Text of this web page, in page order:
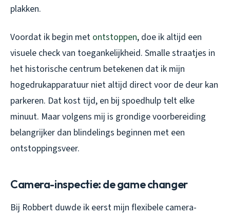
plakken.
Voordat ik begin met ontstoppen, doe ik altijd een
visuele check van toegankelijkheid. Smalle straatjes in
het historische centrum betekenen dat ik mijn
hogedrukapparatuur niet altijd direct voor de deur kan
parkeren. Dat kost tijd, en bij spoedhulp telt elke
minuut. Maar volgens mij is grondige voorbereiding
belangrijker dan blindelings beginnen met een
ontstoppingsveer.
Camera-inspectie: de game changer
Bij Robbert duwde ik eerst mijn flexibele camera-